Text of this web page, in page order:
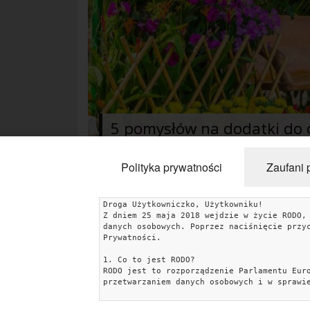
5 pomysłów na dodatki do
KATEGORIE
Rośliny
Mały ogród Meble i wyposażenie Dodatki
Taras i balkon Dekoracje
Polityka prywatności Zaufani
Droga Użytkowniczko, Użytkowniku!
Z dniem 25 maja 2018 wejdzie w życie
danych osobowych. Poprzez naciśnięcie
Prywatności.
1. Co to jest RODO?
RODO jest to rozporządzenie Parlamentu
przetwarzaniem danych osobowych i w
2. Jakie dane gromadzimy i w jakim celu?